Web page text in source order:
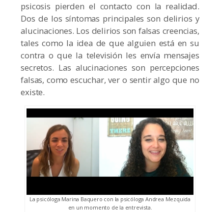
psicosis pierden el contacto con la realidad.
Dos de los síntomas principales son delirios y
alucinaciones. Los delirios son falsas creencias,
tales como la idea de que alguien está en su
contra o que la televisión les envía mensajes
secretos. Las alucinaciones son percepciones
falsas, como escuchar, ver o sentir algo que no
existe.
La psicóloga Marina Baquero con la psicóloga Andrea Mezquida
en un momento de la entrevista.